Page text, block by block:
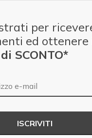
per
ed ottenere
di SCONTO*
ISCRIVITI